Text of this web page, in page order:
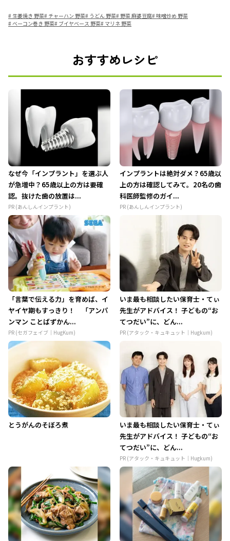
# 生姜焼き 野菜# チャーハン 野菜# うどん 野菜# 野菜 麻婆豆腐#味噌炒め 野菜
#ベーコン巻き 野菜# ブイヤベース 野菜# マリネ 野菜
おすすめレシピ
なぜ今「インプラント」を選ぶ人
が急増中？65歳以上の方は要確
認。抜けた歯の放置は...
PR (あんしんインプラント)
インプラントは絶対ダメ？65歳以
上の方は確認してみて。20名の歯
科医師監修のガイ...
PR (あんしんインプラント)
「言葉で伝える力」を育めば、イ
ヤイヤ期もすっきり！ 「アンパ
ンマン ことばずかん...
PR (セガフェイブ｜HugKum)
いま最も相談したい保育士・てぃ
先生がアドバイス！ 子どもの“お
てつだい”に、どん...
PR (アタック・キュキュット｜Hugkum)
とうがんのそぼろ煮
いま最も相談したい保育士・てぃ
先生がアドバイス！ 子どもの“お
てつだい”に、どん...
PR (アタック・キュキュット｜Hugkum)